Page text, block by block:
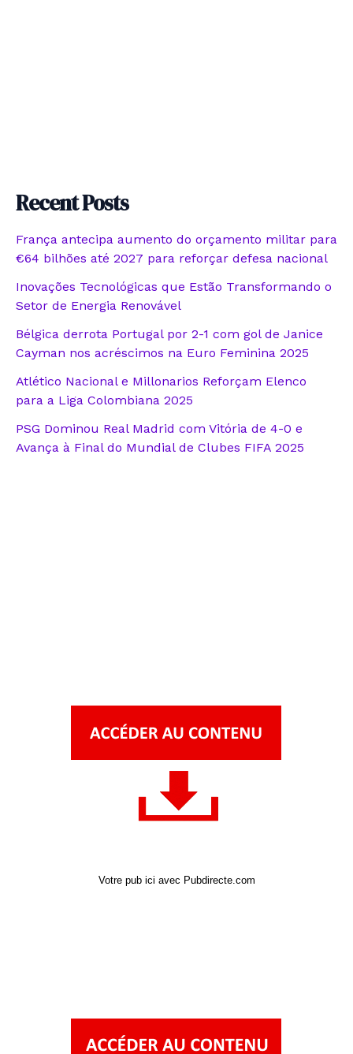
Recent Posts
França antecipa aumento do orçamento militar para
€64 bilhões até 2027 para reforçar defesa nacional
Inovações Tecnológicas que Estão Transformando o
Setor de Energia Renovável
Bélgica derrota Portugal por 2-1 com gol de Janice
Cayman nos acréscimos na Euro Feminina 2025
Atlético Nacional e Millonarios Reforçam Elenco
para a Liga Colombiana 2025
PSG Dominou Real Madrid com Vitória de 4-0 e
Avança à Final do Mundial de Clubes FIFA 2025
Votre pub ici avec Pubdirecte.com